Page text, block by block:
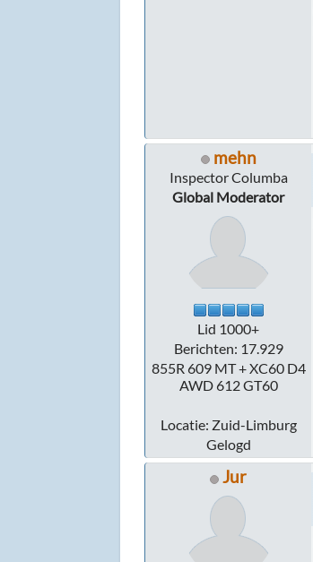
mehn
Inspector Columba
Global Moderator
Lid 1000+
Berichten: 17.929
855R 609 MT + XC60 D4
AWD 612 GT60
Locatie: Zuid-Limburg
Gelogd
Jur